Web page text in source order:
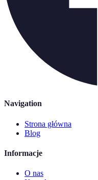
Navigation
Strona główna
Blog
Informacje
O nas